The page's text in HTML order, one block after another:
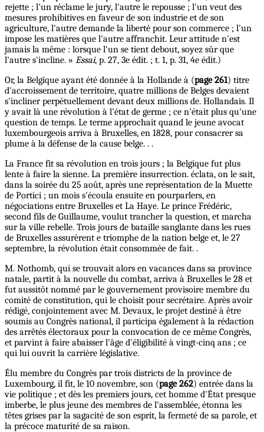
rejette ; l'un réclame le jury, l'autre le repousse ; l'un veut des
mesures prohibitives en faveur de son industrie et de son
agriculture, l'autre demande la liberté pour son commerce ; l'un
impose les matières que l'autre affranchit. Leur attitude n'est
jamais la même : lorsque l'un se tient debout, soyez sûr que
l'autre s'incline. » Essai, p. 27, 3e édit. ; t. 1, p. 31, 4e édit.)
Or, la Belgique ayant été donnée à la Hollande à (page 261) titre
d'accroissement de territoire, quatre millions de Belges devaient
s'incliner perpétuellement devant deux millions de. Hollandais. Il
y avait là une révolution à l'état de germe ; ce n'était plus qu'une
question de temps. Le terme approchait quand le jeune avocat
luxembourgeois arriva à Bruxelles, en 1828, pour consacrer sa
plume à la défense de la cause belge. . .
La France fit sa révolution en trois jours ; la Belgique fut plus
lente à faire la sienne. La première insurrection. éclata, on le sait,
dans la soirée du 25 août, après une représentation de la Muette
de Portici ; un mois s'écoula ensuite en pourparlers, en
négociations entre Bruxelles et La Haye. Le prince Frédéric,
second fils de Guillaume, voulut trancher la question, et marcha
sur la ville rebelle. Trois jours de bataille sanglante dans les rues
de Bruxelles assurèrent e triomphe de la nation belge et, le 27
septembre, la révolution était consommée de fait. .
M. Nothomb, qui se trouvait alors en vacances dans sa province
natale, partit à la nouvelle du combat, arriva à Bruxelles le 28 et
fut aussitôt nommé par le gouvernement provisoire membre du
comité de constitution, qui le choisit pour secrétaire. Après avoir
rédigé, conjointement avec M. Devaux, le projet destiné à être
soumis au Congrès national, il participa également à la rédaction
des arrêtés électoraux pour la convocation de ce même Congrès,
et parvint à faire abaisser l'âge d'éligibilité à vingt-cinq ans ; ce
qui lui ouvrit la carrière législative.
Élu membre du Congrès par trois districts de la province de
Luxembourg, il fit, le 10 novembre, son (page 262) entrée dans la
vie politique ; et dès les premiers jours, cet homme d'État presque
imberbe, le plus jeune des membres de l'assemblée, étonna les
têtes grises par la sagacité de son esprit, la fermeté de sa parole, et
la précoce maturité de sa raison.